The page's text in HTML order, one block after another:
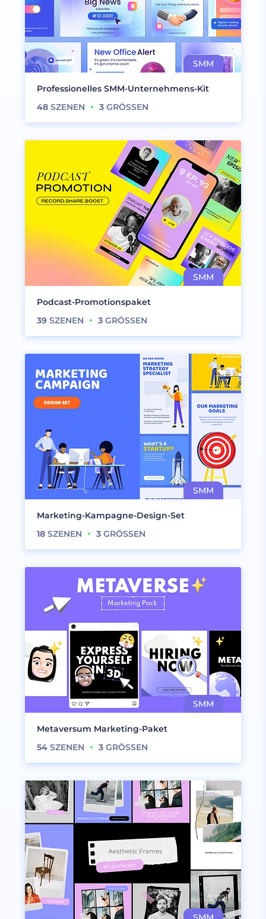
Professionelles SMM-Unternehmens-Kit
48 SZENEN 3 GRÖSSEN
Podcast-Promotionspaket
39 SZENEN 3 GRÖSSEN
Marketing-Kampagne-Design-Set
18 SZENEN 3 GRÖSSEN
Metaversum Marketing-Paket
54 SZENEN 3 GRÖSSEN